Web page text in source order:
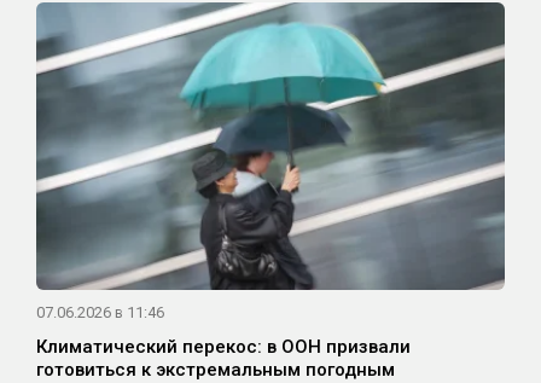
07.06.2026 в 11:46
Климатический перекос: в ООН призвали
готовиться к экстремальным погодным